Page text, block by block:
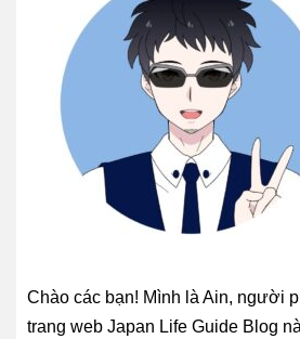
Chào các bạn! Mình là Ain, người
trang web Japan Life Guide Blog